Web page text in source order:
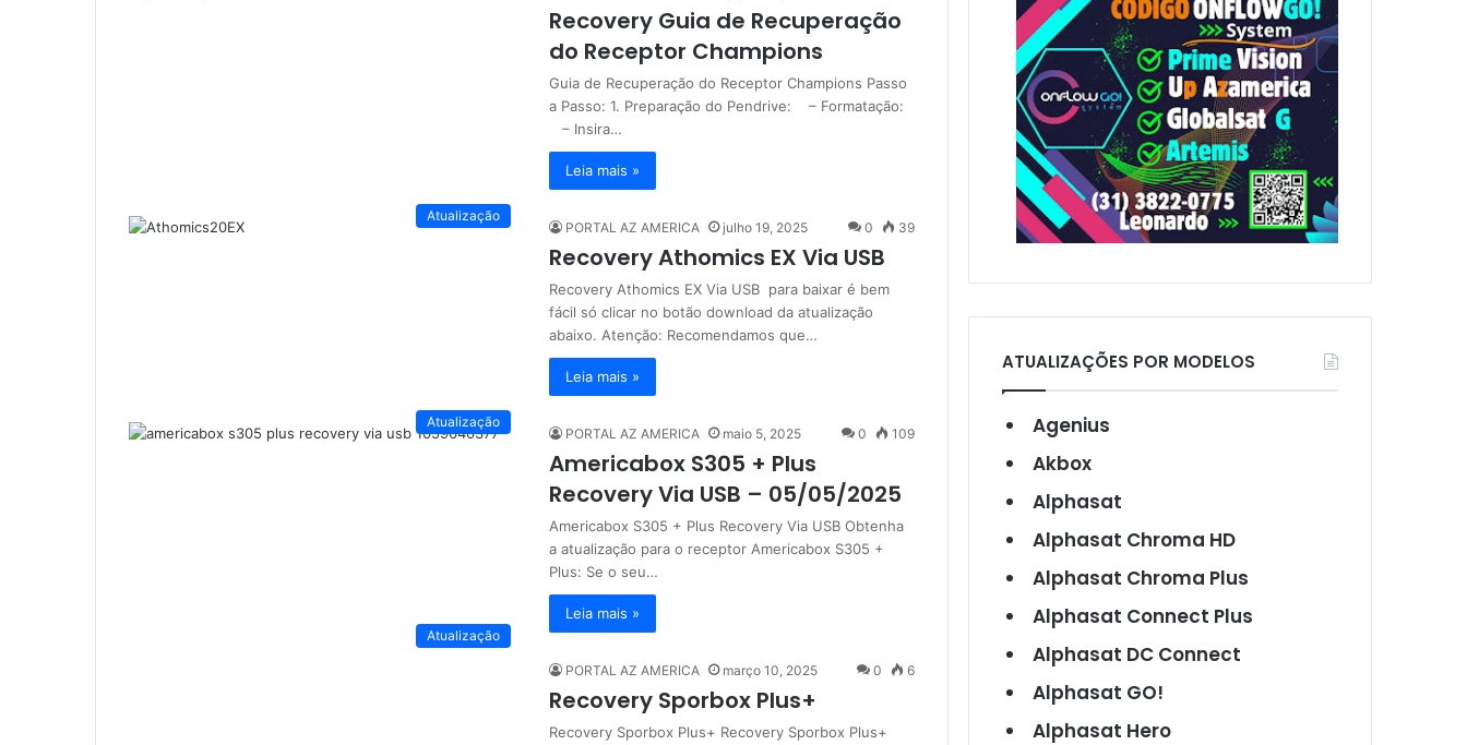
s
r
p
o
Recovery Guia de Recuperação
do Receptor Champions
Guia de Recuperação do Receptor Champions Passo
a Passo: 1. Preparação do Pendrive: – Formatação:
– Insira…
Leia mais »
Atualização
PORTAL AZ AMERICA julho 19, 2025 0 39
Recovery Athomics EX Via USB
Recovery Athomics EX Via USB para baixar é bem
fácil só clicar no botão download da atualização
abaixo. Atenção: Recomendamos que…
Leia mais »
Atualização
PORTAL AZ AMERICA maio 5, 2025 0 109
Americabox S305 + Plus
Recovery Via USB – 05/05/2025
Americabox S305 + Plus Recovery Via USB Obtenha
a atualização para o receptor Americabox S305 +
Plus: Se o seu…
Leia mais »
Atualização
PORTAL AZ AMERICA março 10, 2025 0 6
Recovery Sporbox Plus+
Recovery Sporbox Plus+ Recovery Sporbox Plus+
ATUALIZAÇÕES POR MODELOS
Agenius
Akbox
Alphasat
Alphasat Chroma HD
Alphasat Chroma Plus
Alphasat Connect Plus
Alphasat DC Connect
Alphasat GO!
Alphasat Hero